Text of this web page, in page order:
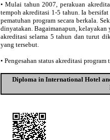
• Mulai tahun 2007, perakuan
tempoh akreditasi 1-5 tahun. Ia
pematuhan program secara berkala.
dinyatakan. Bagaimanapun, kelayakan
akreditasi selama 5 tahun dan turut
yang tersebut.
• Pengesahan status akreditasi
Diploma in International Hotel